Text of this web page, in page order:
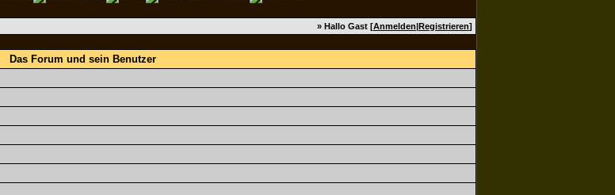
» Hallo Gast [Anmelden|Registrieren]
Das Forum und sein Benutzer